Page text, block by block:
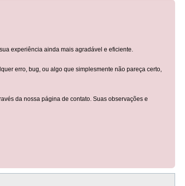
experiência ainda mais agradável e eficiente.
erro, bug, ou algo que simplesmente não pareça certo,
da nossa página de contato. Suas observações e